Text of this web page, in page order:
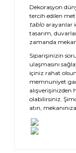
Dekorasyon
tercih edilen
tablo arayanlar
tasarım,
zamanda
Siparişinizin
ulaşmasını
içiniz rahat
memnuniyet
alışverişinizden
olabilirsiniz.
atın,